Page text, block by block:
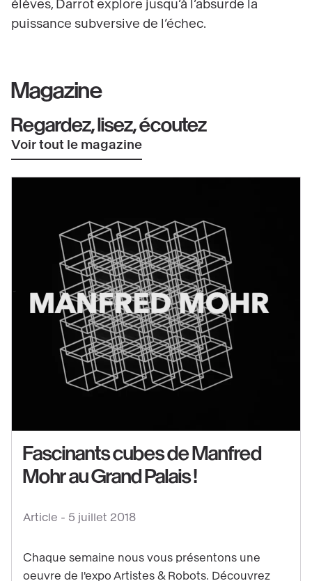
élèves, Darrot explore jusqu’à l’absurde la
puissance subversive de l’échec.
Magazine
Regardez, lisez, écoutez
Voir tout le magazine
Voir
contenu
Fascinants
Article - 5 juillet 2018
Fascinants cubes de Manfred
Mohr au Grand Palais !
Chaque semaine nous vous présentons une
oeuvre de l'expo Artistes & Robots. Découvrez